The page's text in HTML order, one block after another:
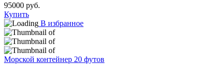
95000 руб.
Купить
В избранное
Морской контейнер 20 футов